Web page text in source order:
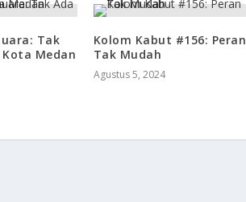
Tak
Medan
Kolom Kabut #156: Peran
Tak Mudah
Agustus 5, 2024